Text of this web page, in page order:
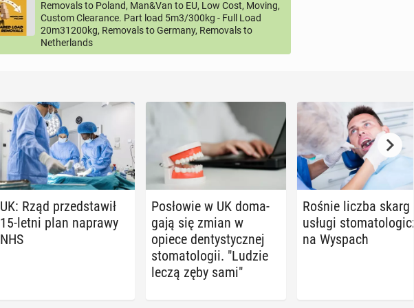
Removals to Poland, Man&Van to EU, Low Cost, Moving,
Custom Clearance. Part load 5m3/300kg - Full Load
20m31200kg, Removals to Germany, Removals to
Netherlands
UK: Rząd przed­sta­wił
15-letni plan naprawy
NHS
Po­sło­wie w UK do­ma­
ga­ją się zmian w
opiece den­ty­stycz­nej
sto­ma­to­lo­gii. "Ludzie
leczą zęby sami"
Rośnie liczba skarg
usługi
na Wyspach